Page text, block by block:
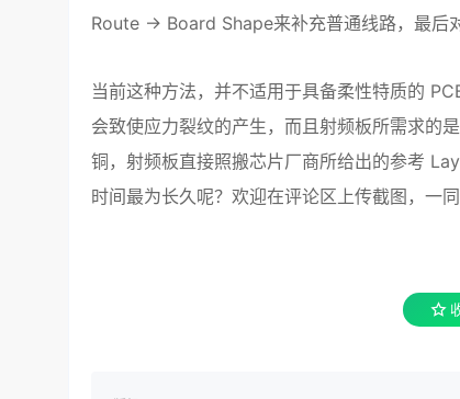
Route → Board Shape来补充普通线路，最后
当前这种方法，并不适用于具备柔性特质的
会致使应力裂纹的产生，而且射频板所需求的
铜，射频板直接照搬芯片厂商所给出的参考
时间最为长久呢？欢迎在评论区上传截图，一同